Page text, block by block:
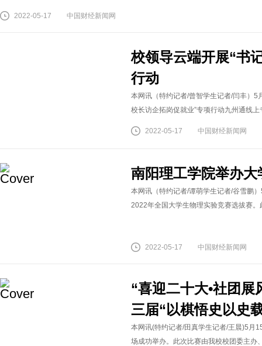
2022-05-17 中国财经新闻网
校领导云端开展“书
行动
本网讯（特约记者/曾智学生记者/闫丰）5
校长访企拓岗促就业”专项行动九州通线
2022-05-17 中国财经新闻网
南阳理工学院举办
本网讯（特约记者/谭萌学生记者/谷雪鹏
2022年全国大学生物理实验竞赛选拔赛
2022-05-17 中国财经新闻网
“喜迎二十大•社团
三届“以棋悟史以史
本网讯(特约记者/田真学生记者/王晨)5月
场成功举办。此次比赛由我校校团委主办